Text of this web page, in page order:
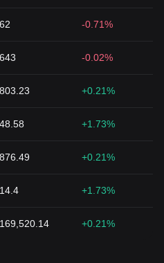
-0.71%
-0.02%
+0.21%
+1.73%
+0.21%
+1.73%
+0.21%